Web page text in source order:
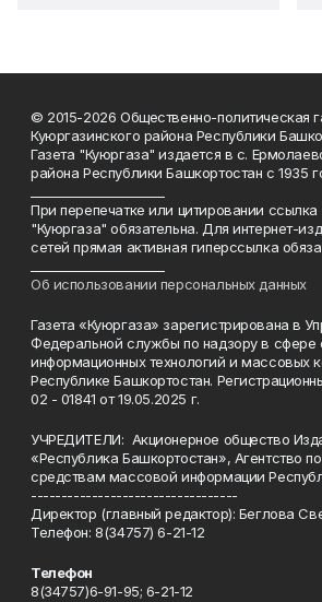
© 2015-2026 Общественно-политическая
Куюргазинского района Республики
Газета "Куюргаза" издается в с.
района Республики Башкортостан с 1935
При перепечатке или цитировании ссылка
"Куюргаза" обязательна. Для интернет-
сетей прямая активная гиперссылка
Об использовании персональных данных
Газета «Куюргаза» зарегистрирована в
Федеральной службы по надзору в сфере
информационных технологий и массовых
Республике Башкортостан.
02 - 01841 от 19.05.2025 г.
УЧРЕДИТЕЛИ: Акционерное общество
«Республика Башкортостан», Агентство
средствам массовой информации
----------------------------------
Директор (главный редактор): Беглова
Телефон: 8(34757) 6-21-12
Телефон
8(34757)6-91-95; 6-21-12